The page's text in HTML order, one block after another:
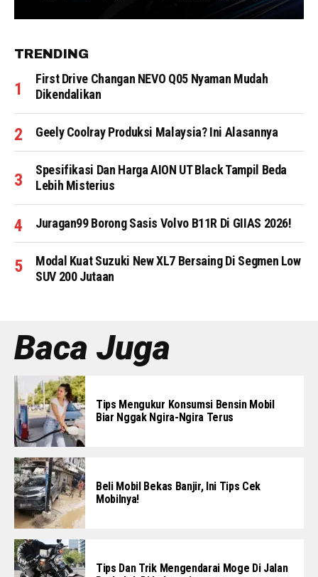
TRENDING
First Drive Changan NEVO Q05 Nyaman Mudah
Dikendalikan
Geely Coolray Produksi Malaysia? Ini Alasannya
Spesifikasi Dan Harga AION UT Black Tampil Beda
Lebih Misterius
Juragan99 Borong Sasis Volvo B11R Di GIIAS 2026!
Modal Kuat Suzuki New XL7 Bersaing Di Segmen Low
SUV 200 Jutaan
Baca Juga
Tips Mengukur Konsumsi Bensin Mobil
Biar Nggak Ngira-Ngira Terus
Beli Mobil Bekas Banjir, Ini Tips Cek
Mobilnya!
Tips Dan Trik Mengendarai Moge Di Jalan